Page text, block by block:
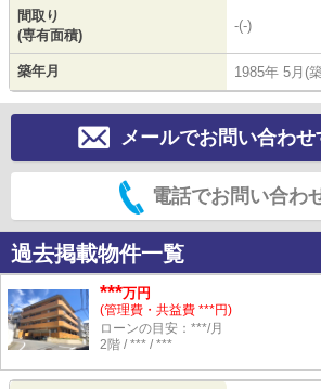
間取り
(専有面積)
-(-)
築年月 1985年 5月(
メールでお問い合わ
電話でお問い合わ
過去掲載物件一覧
***万円
(管理費・共益費 ***円)
ローンの目安：***/月
2階 / *** / ***